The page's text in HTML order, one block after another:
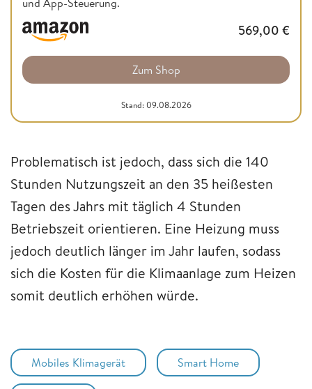
569,00 €
Zum Shop
Stand: 09.08.2026
Problematisch ist jedoch, dass sich die 140
Stunden Nutzungszeit an den 35 heißesten
Tagen des Jahrs mit täglich 4 Stunden
Betriebszeit orientieren. Eine Heizung muss
jedoch deutlich länger im Jahr laufen, sodass
sich die Kosten für die Klimaanlage zum Heizen
somit deutlich erhöhen würde.
Mobiles Klimagerät Smart Home